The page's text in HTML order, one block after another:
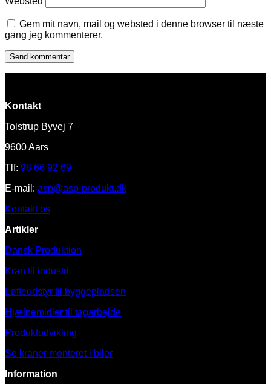
Gem mit navn, mail og websted i denne browser til næste
gang jeg kommenterer.
Kontakt
Tolstrup Byvej 7
9600 Aars
Tlf: 98 66 92 69
E-mail: asp@asp-produkt.dk
Kontakt os
Artikler
Dansk Produktion
Kran til industri
Løfteudstyr til byggepladsen
Hjælpemidler til tagarbejde
Produktudvikling
Se kraner monteret i biler
Information